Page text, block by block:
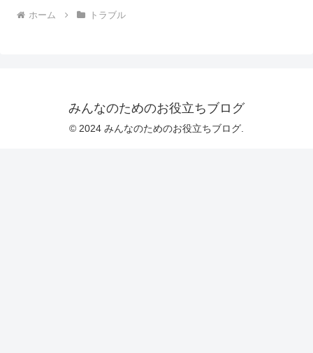
ホーム トラブル
みんなのためのお役立ちブログ
© 2024 みんなのためのお役立ちブログ.